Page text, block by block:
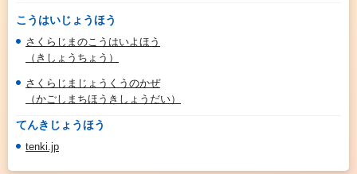
こうはいじょうほう
さくらじまのこうはいよほう
（きしょうちょう）
さくらじまじょうくうのかぜ
（かごしまちほうきしょうだい）
てんきじょうほう
tenki.jp